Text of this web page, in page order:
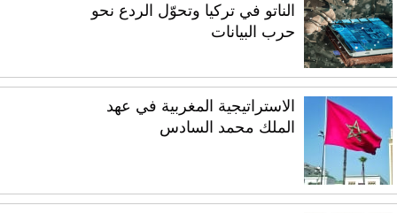
الناتو في تركيا وتحوّل الردع نحو
حرب البيانات
الاستراتيجية المغربية في عهد
الملك محمد السادس